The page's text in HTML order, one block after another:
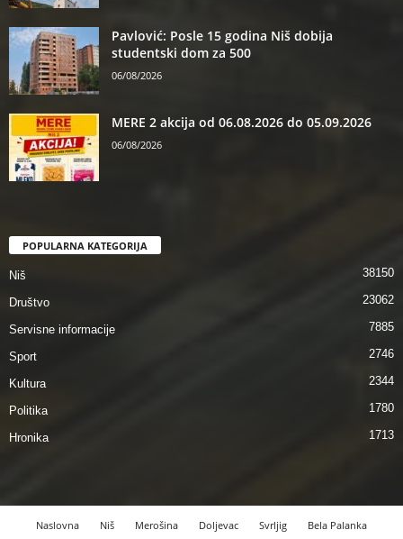
Pavlović: Posle 15 godina Niš dobija
studentski dom za 500
06/08/2026
MERE 2 akcija od 06.08.2026 do 05.09.2026
06/08/2026
POPULARNA KATEGORIJA
Niš 38150
Društvo 23062
Servisne informacije 7885
Sport 2746
Kultura 2344
Politika 1780
Hronika 1713
Naslovna Niš Merošina Doljevac Svrljig Bela Palanka